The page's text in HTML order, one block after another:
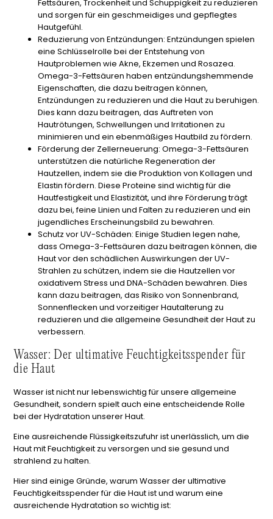
Fettsäuren, Trockenheit und Schuppigkeit zu reduzieren
und sorgen für ein geschmeidiges und gepflegtes
Hautgefühl.
Reduzierung von Entzündungen: Entzündungen spielen
eine Schlüsselrolle bei der Entstehung von
Hautproblemen wie Akne, Ekzemen und Rosazea.
Omega-3-Fettsäuren haben entzündungshemmende
Eigenschaften, die dazu beitragen können,
Entzündungen zu reduzieren und die Haut zu beruhigen.
Dies kann dazu beitragen, das Auftreten von
Hautrötungen, Schwellungen und Irritationen zu
minimieren und ein ebenmäßiges Hautbild zu fördern.
Förderung der Zellerneuerung: Omega-3-Fettsäuren
unterstützen die natürliche Regeneration der
Hautzellen, indem sie die Produktion von Kollagen und
Elastin fördern. Diese Proteine sind wichtig für die
Hautfestigkeit und Elastizität, und ihre Förderung trägt
dazu bei, feine Linien und Falten zu reduzieren und ein
jugendliches Erscheinungsbild zu bewahren.
Schutz vor UV-Schäden: Einige Studien legen nahe,
dass Omega-3-Fettsäuren dazu beitragen können, die
Haut vor den schädlichen Auswirkungen der UV-
Strahlen zu schützen, indem sie die Hautzellen vor
oxidativem Stress und DNA-Schäden bewahren. Dies
kann dazu beitragen, das Risiko von Sonnenbrand,
Sonnenflecken und vorzeitiger Hautalterung zu
reduzieren und die allgemeine Gesundheit der Haut zu
verbessern.
Wasser: Der ultimative Feuchtigkeitsspender für
die Haut
Wasser ist nicht nur lebenswichtig für unsere allgemeine
Gesundheit, sondern spielt auch eine entscheidende Rolle
bei der Hydratation unserer Haut.
Eine ausreichende Flüssigkeitszufuhr ist unerlässlich, um die
Haut mit Feuchtigkeit zu versorgen und sie gesund und
strahlend zu halten.
Hier sind einige Gründe, warum Wasser der ultimative
Feuchtigkeitsspender für die Haut ist und warum eine
ausreichende Hydratation so wichtig ist: